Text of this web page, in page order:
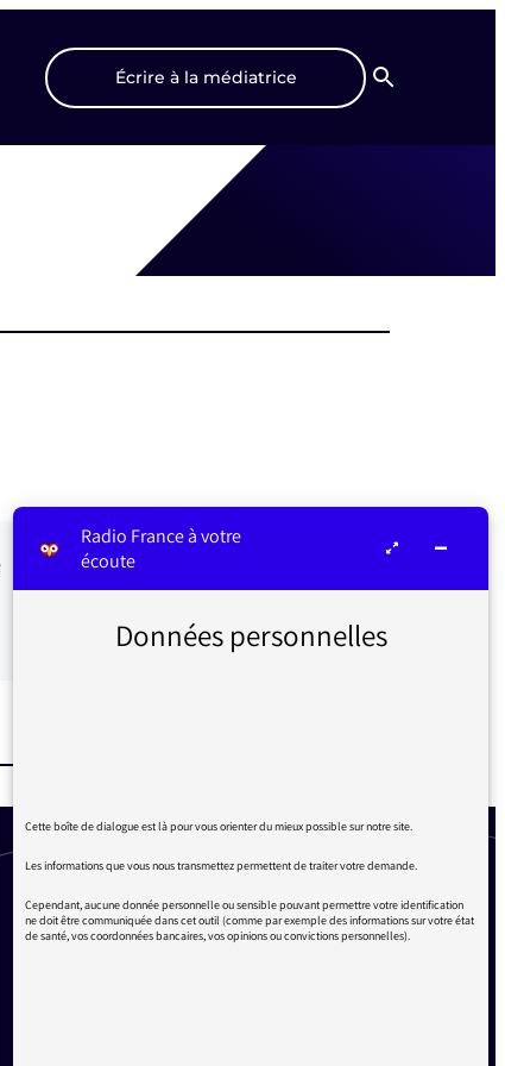
Écrire à la médiatrice
Recherche
Radio France à votre
écoute
Données personnelles
Cette boîte de dialogue est là pour vous orienter du mieux possible sur notre site.
Les informations que vous nous transmettez permettent de traiter votre demande.
Cependant, aucune donnée personnelle ou sensible pouvant permettre votre identification
ne doit être communiquée dans cet outil (comme par exemple des informations sur votre état
de santé, vos coordonnées bancaires, vos opinions ou convictions personnelles).